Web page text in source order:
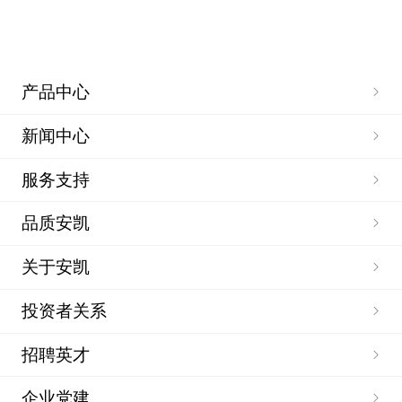
产品中心
新闻中心
服务支持
品质安凯
关于安凯
投资者关系
招聘英才